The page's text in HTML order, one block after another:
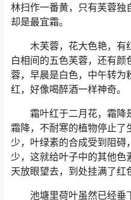
林扫作一番黄，只有芙蓉独
却是最宜霜。
木芙蓉，花大色艳，有
白相间的五色芙蓉，还有
蓉，早晨是白色，中午转为
红，好像喝醉酒一样神奇。
霜叶红于二月花，霜降
霜降，不耐寒的植物停止了
少，叶绿素的合成受到阻
少，这就给叶子中的其他色
天放眼望去，到处挂满了红
池塘里荷叶虽然已经垂